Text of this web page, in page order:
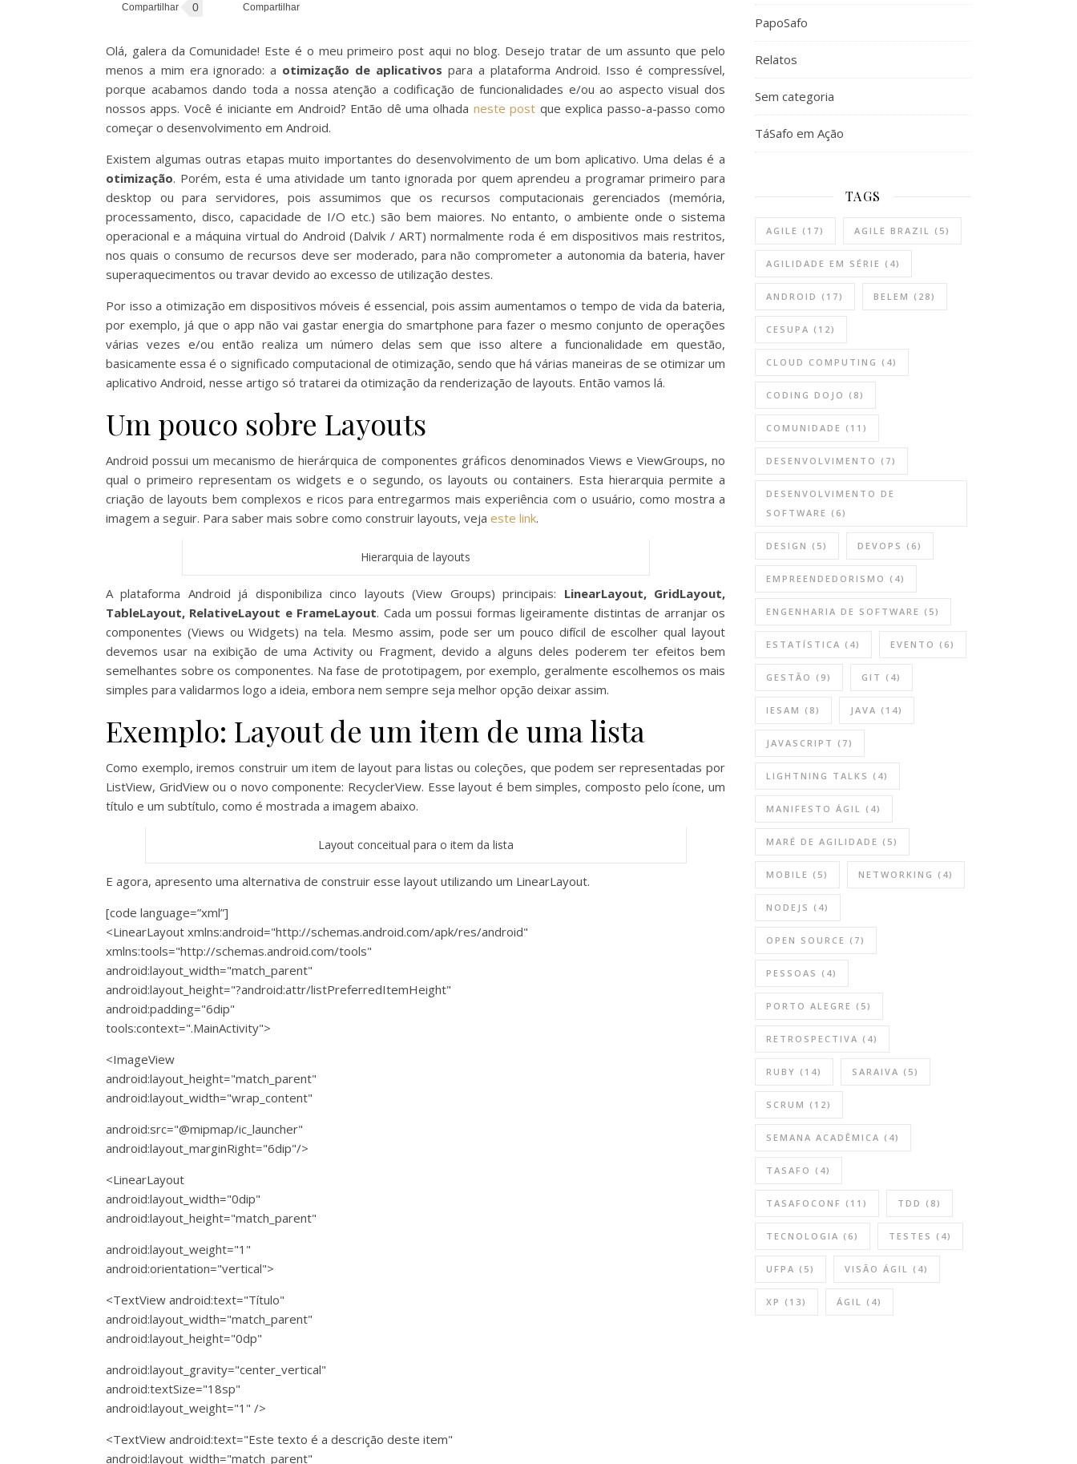
0
Olá, galera da Comunidade! Este é o meu primeiro post aqui no blog. Desejo tratar de um assunto que pelo
menos a mim era ignorado: a otimização de aplicativos para a plataforma Android. Isso é compressível,
porque acabamos dando toda a nossa atenção a codificação de funcionalidades e/ou ao aspecto visual dos
nossos apps. Você é iniciante em Android? Então dê uma olhada neste post que explica passo-a-passo como
começar o desenvolvimento em Android.
Existem algumas outras etapas muito importantes do desenvolvimento de um bom aplicativo. Uma delas é a
otimização. Porém, esta é uma atividade um tanto ignorada por quem aprendeu a programar primeiro para
desktop ou para servidores, pois assumimos que os recursos computacionais gerenciados (memória,
processamento, disco, capacidade de I/O etc.) são bem maiores. No entanto, o ambiente onde o sistema
operacional e a máquina virtual do Android (Dalvik / ART) normalmente roda é em dispositivos mais restritos,
nos quais o consumo de recursos deve ser moderado, para não comprometer a autonomia da bateria, haver
superaquecimentos ou travar devido ao excesso de utilização destes.
Por isso a otimização em dispositivos móveis é essencial, pois assim aumentamos o tempo de vida da bateria,
por exemplo, já que o app não vai gastar energia do smartphone para fazer o mesmo conjunto de operações
várias vezes e/ou então realiza um número delas sem que isso altere a funcionalidade em questão,
basicamente essa é o significado computacional de otimização, sendo que há várias maneiras de se otimizar um
aplicativo Android, nesse artigo só tratarei da otimização da renderização de layouts. Então vamos lá.
Um pouco sobre Layouts
Android possui um mecanismo de hierárquica de componentes gráficos denominados Views e ViewGroups, no
qual o primeiro representam os widgets e o segundo, os layouts ou containers. Esta hierarquia permite a
criação de layouts bem complexos e ricos para entregarmos mais experiência com o usuário, como mostra a
imagem a seguir. Para saber mais sobre como construir layouts, veja este link.
Hierarquia de layouts
A plataforma Android já disponibiliza cinco layouts (View Groups) principais: LinearLayout, GridLayout,
TableLayout, RelativeLayout e FrameLayout. Cada um possui formas ligeiramente distintas de arranjar os
componentes (Views ou Widgets) na tela. Mesmo assim, pode ser um pouco difícil de escolher qual layout
devemos usar na exibição de uma Activity ou Fragment, devido a alguns deles poderem ter efeitos bem
semelhantes sobre os componentes. Na fase de prototipagem, por exemplo, geralmente escolhemos os mais
simples para validarmos logo a ideia, embora nem sempre seja melhor opção deixar assim.
Exemplo: Layout de um item de uma lista
Como exemplo, iremos construir um item de layout para listas ou coleções, que podem ser representadas por
ListView, GridView ou o novo componente: RecyclerView. Esse layout é bem simples, composto pelo ícone, um
título e um subtítulo, como é mostrada a imagem abaixo.
Layout conceitual para o item da lista
E agora, apresento uma alternativa de construir esse layout utilizando um LinearLayout.
[code language=”xml”]
<LinearLayout xmlns:android="http://schemas.android.com/apk/res/android"
xmlns:tools="http://schemas.android.com/tools"
android:layout_width="match_parent"
android:layout_height="?android:attr/listPreferredItemHeight"
android:padding="6dip"
tools:context=".MainActivity">
<ImageView
android:layout_height="match_parent"
android:layout_width="wrap_content"
android:src="@mipmap/ic_launcher"
android:layout_marginRight="6dip"/>
<LinearLayout
android:layout_width="0dip"
android:layout_height="match_parent"
android:layout_weight="1"
android:orientation="vertical">
<TextView android:text="Título"
android:layout_width="match_parent"
android:layout_height="0dp"
android:layout_gravity="center_vertical"
android:textSize="18sp"
android:layout_weight="1" />
<TextView android:text="Este texto é a descrição deste item"
android:layout_width="match_parent"
PapoSafo
Relatos
Sem categoria
TáSafo em Ação
TAGS
AGILE (17) AGILE BRAZIL (5)
AGILIDADE EM SÉRIE (4)
ANDROID (17) BELEM (28)
CESUPA (12)
CLOUD COMPUTING (4)
CODING DOJO (8)
COMUNIDADE (11)
DESENVOLVIMENTO (7)
DESENVOLVIMENTO DE
SOFTWARE (6)
DESIGN (5) DEVOPS (6)
EMPREENDEDORISMO (4)
ENGENHARIA DE SOFTWARE (5)
ESTATÍSTICA (4) EVENTO (6)
GESTÃO (9) GIT (4)
IESAM (8) JAVA (14)
JAVASCRIPT (7)
LIGHTNING TALKS (4)
MANIFESTO ÁGIL (4)
MARÉ DE AGILIDADE (5)
MOBILE (5) NETWORKING (4)
NODEJS (4)
OPEN SOURCE (7)
PESSOAS (4)
PORTO ALEGRE (5)
RETROSPECTIVA (4)
RUBY (14) SARAIVA (5)
SCRUM (12)
SEMANA ACADÊMICA (4)
TASAFO (4)
TASAFOCONF (11) TDD (8)
TECNOLOGIA (6) TESTES (4)
UFPA (5) VISÃO ÁGIL (4)
XP (13) ÁGIL (4)